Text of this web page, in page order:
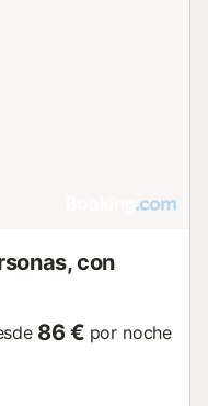
con
86 € por noche